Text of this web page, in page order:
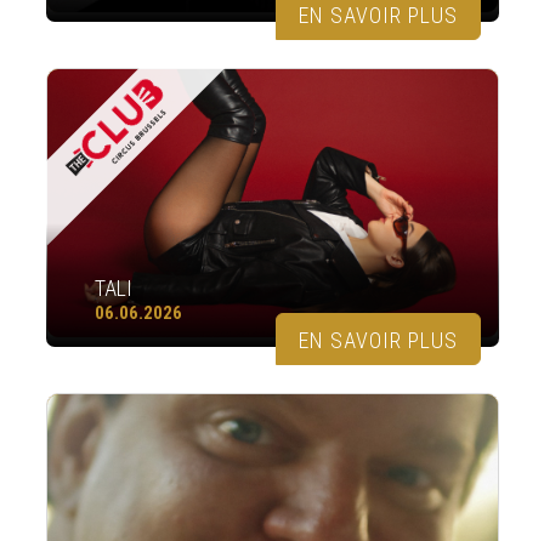
EN SAVOIR PLUS
TALI
06.06.2026
EN SAVOIR PLUS